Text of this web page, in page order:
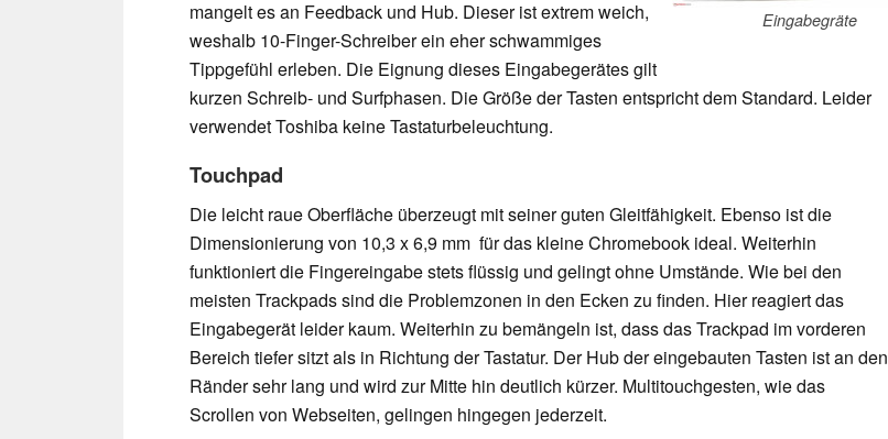
Eingabegräte
mangelt es an Feedback und Hub. Dieser ist extrem weich,
weshalb 10-Finger-Schreiber ein eher schwammiges
Tippgefühl erleben. Die Eignung dieses Eingabegerätes gilt
kurzen Schreib- und Surfphasen. Die Größe der Tasten entspricht dem Standard. Leider
verwendet Toshiba keine Tastaturbeleuchtung.
Touchpad
Die leicht raue Oberfläche überzeugt mit seiner guten Gleitfähigkeit. Ebenso ist die
Dimensionierung von 10,3 x 6,9 mm für das kleine Chromebook ideal. Weiterhin
funktioniert die Fingereingabe stets flüssig und gelingt ohne Umstände. Wie bei den
meisten Trackpads sind die Problemzonen in den Ecken zu finden. Hier reagiert das
Eingabegerät leider kaum. Weiterhin zu bemängeln ist, dass das Trackpad im vorderen
Bereich tiefer sitzt als in Richtung der Tastatur. Der Hub der eingebauten Tasten ist an den
Ränder sehr lang und wird zur Mitte hin deutlich kürzer. Multitouchgesten, wie das
Scrollen von Webseiten, gelingen hingegen jederzeit.